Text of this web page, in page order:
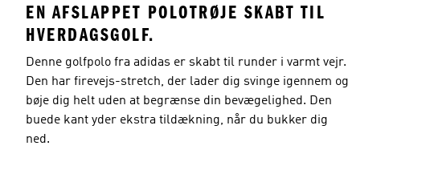
EN AFSLAPPET POLOTRØJE SKABT TIL
HVERDAGSGOLF.
Denne golfpolo fra adidas er skabt til runder i varmt vejr.
Den har firevejs-stretch, der lader dig svinge igennem og
bøje dig helt uden at begrænse din bevægelighed. Den
buede kant yder ekstra tildækning, når du bukker dig
ned.